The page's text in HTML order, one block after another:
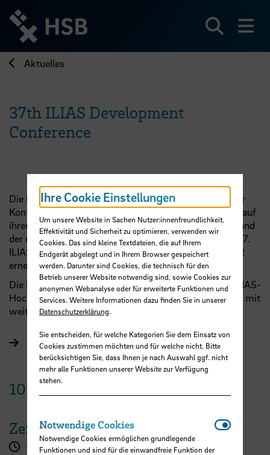
zum
Seiteninhalt
springen
Aktuelles
37th ILIAS Development
Conference
Die Hochschule Bremen hätte die Teilnehmer:innen der
Konferenz gerne im März als Gastgeberin „in Präsenz“ auf
ihrem Campus empfangen - so war es geplant. Aufgrund
der noch andauernden Covid 19-Pandemie findet die 37.
ILIAS Development Conference nun am 10. März 2022
erneut als Virtuelle Konferenz statt.
Die HSBgehört seit 20 Jahren zur Community der „ILIAS-
Hochschulen“ und wird im Jahr 2022 dieses Jubiläum mit
weiteren Events würdigen.
Programm
10. März
Zeit
10:00 - 18:00 Uhr
Ihre Cookie Einstellungen
Um unsere Website in Sachen Nutzer:innenfreundlichkeit,
Effektivität und Sicherheit zu optimieren, verwenden wir
Cookies. Das sind kleine Textdateien, die auf Ihrem
Endgerät abgelegt und in Ihrem Browser gespeichert
werden. Darunter sind Cookies, die technisch für den
Betrieb unserer Website notwendig sind, sowie Cookies zur
anonymen Webanalyse oder für erweiterte Funktionen und
Services. Weitere Informationen dazu finden Sie in unserer
Datenschutzerklärung.
Sie entscheiden, für welche Kategorien Sie dem Einsatz von
Cookies zustimmen möchten und für welche nicht. Bitte
berücksichtigen Sie, dass Ihnen je nach Auswahl ggf. nicht
mehr alle Funktionen unserer Website zur Verfügung
stehen.
Notwendige Cookies
Notwendige Cookies ermöglichen grundlegende
Funktionen und sind für die einwandfreie Funktion der